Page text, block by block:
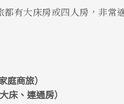
有大床房或四人房，非
商旅）
床、連通房）